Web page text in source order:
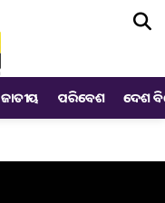
ଜାତୀୟ ପରିବେଶ ଦେଶ